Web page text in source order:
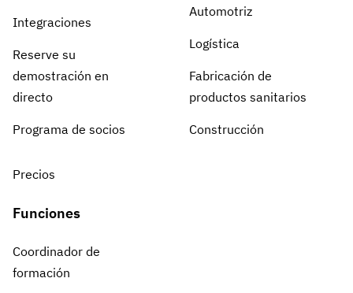
Integraciones
Reserve su
demostración en
directo
Programa de socios
Precios
Funciones
Coordinador de
formación
Automotriz
Logística
Fabricación de
productos sanitarios
Construcción